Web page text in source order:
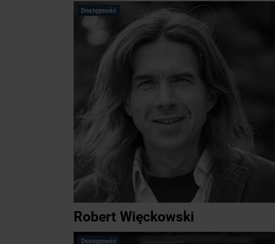
Dostępność
Robert Więckowski
Dostępność